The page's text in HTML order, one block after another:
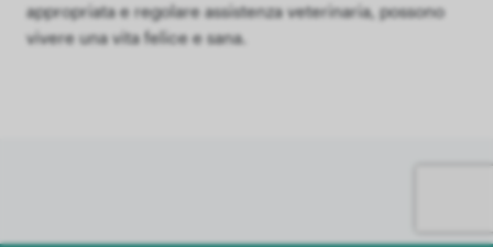
appropriata e regolare assistenza veterinaria, possono
vivere una vita felice e sana.